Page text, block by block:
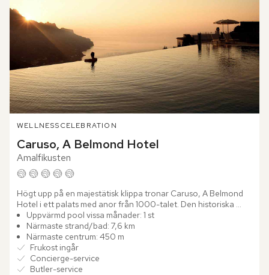
WELLNESSCELEBRATION
Caruso, A Belmond Hotel
Amalfikusten
Högt upp på en majestätisk klippa tronar Caruso, A Belmond
Hotel i ett palats med anor från 1000-talet. Den historiska
byggnaden, som enligt legenden uppfördes som ett tecken
på...
Uppvärmd pool vissa månader: 1 st
Närmaste strand/bad: 7,6 km
Närmaste centrum: 450 m
Frukost ingår
Concierge-service
Butler-service